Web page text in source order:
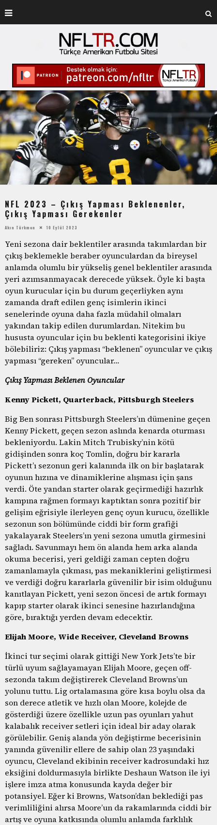
NFL 2023 – Çıkış Yapması Beklenenler,
Çıkış Yapması Gerekenler
Akın Türkmen 10 Eylül 2023
Yeni sezona dair beklentiler arasında takımlardan bir
çıkış beklemekle beraber oyunculardan da bireysel
anlamda olumlu bir yükseliş genel beklentiler arasında
yeri azımsanmayacak derecede yüksek. Öyle ki başta
oyun kurucular için bu durum geçerliyken aynı
zamanda draft edilen genç isimlerin ikinci
senelerinde oyuna daha fazla müdahil olmaları
yakından takip edilen durumlardan. Nitekim bu
hususta oyuncular için bu beklenti kategorisini ikiye
bölebiliriz: Çıkış yapması “beklenen” oyuncular ve çıkış
yapması “gereken” oyuncular…
Çıkış Yapması Beklenen Oyuncular
Kenny Pickett, Quarterback, Pittsburgh Steelers
Big Ben sonrası Pittsburgh Steelers’ın dümenine geçen
Kenny Pickett, geçen sezon aslında kenarda oturması
bekleniyordu. Lakin Mitch Trubisky’nin kötü
gidişinden sonra koç Tomlin, doğru bir kararla
Pickett’ı sezonun geri kalanında ilk on bir başlatarak
oyunun hızına ve dinamiklerine alışması için şans
verdi. Öte yandan starter olarak geçirmediği hazırlık
kampına rağmen formayı kaptıktan sonra pozitif bir
gelişim eğrisiyle ilerleyen genç oyun kurucu, özellikle
sezonun son bölümünde ciddi bir form grafiği
yakalayarak Steelers’ın yeni sezona umutla girmesini
sağladı. Savunmayı hem ön alanda hem arka alanda
okuma becerisi, yeri geldiği zaman cepten doğru
zamanlamayla çıkması, pas mekaniklerini geliştirmesi
ve verdiği doğru kararlarla güvenilir bir isim olduğunu
kanıtlayan Pickett, yeni sezon öncesi de artık formayı
kapıp starter olarak ikinci senesine hazırlandığına
göre, bıraktığı yerden devam edecektir.
Elijah Moore, Wide Receiver, Cleveland Browns
İkinci tur seçimi olarak gittiği New York Jets’te bir
türlü uyum sağlayamayan Elijah Moore, geçen off-
sezonda takım değiştirerek Cleveland Browns’un
yolunu tuttu. Lig ortalamasına göre kısa boylu olsa da
son derece atletik ve hızlı olan Moore, kolejde de
gösterdiği üzere özellikle uzun pas oyunları yahut
kalabalık receiver setleri için ideal bir aday olarak
görülebilir. Geniş alanda yön değiştirme becerisinin
yanında güvenilir ellere de sahip olan 23 yaşındaki
oyuncu, Cleveland ekibinin receiver kadrosundaki hız
eksiğini doldurmasıyla birlikte Deshaun Watson ile iyi
işlere imza atma konusunda kayda değer bir
potansiyel. Eğer ki Browns, Watson’dan beklediği pas
verimliliğini alırsa Moore’un da rakamlarında ciddi bir
artış ve oyuna katkısında olumlu anlamda farklılık